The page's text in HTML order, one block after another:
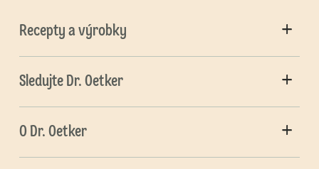
Recepty a výrobky
Sledujte Dr. Oetker
O Dr. Oetker